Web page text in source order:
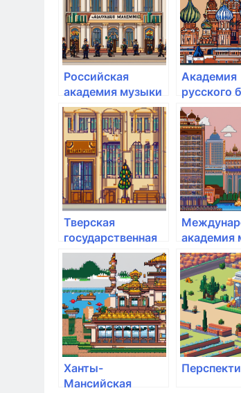
Российская
академия музыки
им. Гнесиных
Академия
русского
им. А.Я.
Вагановой
Тверская
государственная
сельскохозяйственная
академия
академия
Елены
Ханты-
Мансийская